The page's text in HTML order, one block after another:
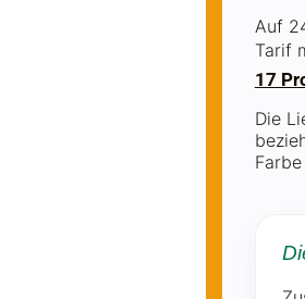
Auf
Tarif
17
Die